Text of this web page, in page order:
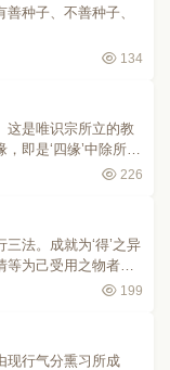
种子、不善种子、
134
这是唯识宗所立的教
即是‘四缘’中除所缘
依。是指产生心、心
226
法。成就为‘得’之异
等为己受用之物者，
诸法假立三种成就，
199
现行气分熏习所成